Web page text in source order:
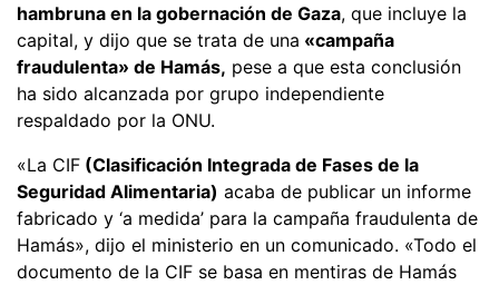
hambruna en la gobernación de Gaza, que incluye la
capital, y dijo que se trata de una «campaña
fraudulenta» de Hamás, pese a que esta conclusión
ha sido alcanzada por grupo independiente
respaldado por la ONU.
«La CIF (Clasificación Integrada de Fases de la
Seguridad Alimentaria) acaba de publicar un informe
fabricado y ‘a medida’ para la campaña fraudulenta de
Hamás», dijo el ministerio en un comunicado. «Todo el
documento de la CIF se basa en mentiras de Hamás